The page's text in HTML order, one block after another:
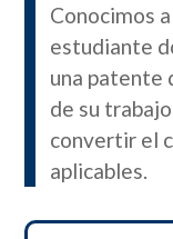
Conocimos
estudiante
una patente
de su
convertir el
aplicables.